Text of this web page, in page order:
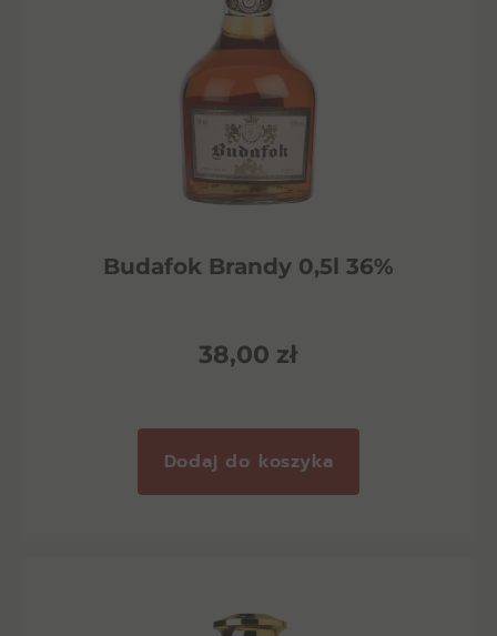
Budafok Brandy 0,5l 36%
38,00 zł
Dodaj do koszyka